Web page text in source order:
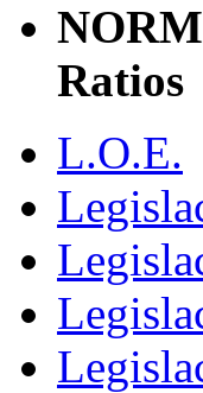
Ratios
L.O.E.